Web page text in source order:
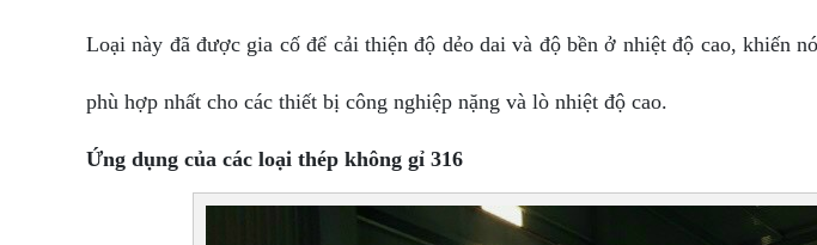
Loại này đã được gia cố để cải thiện độ dẻo dai và độ bền ở nhiệt độ cao, khiến
phù hợp nhất cho các thiết bị công nghiệp nặng và lò nhiệt độ cao.
Ứng dụng của các loại thép không gỉ 316